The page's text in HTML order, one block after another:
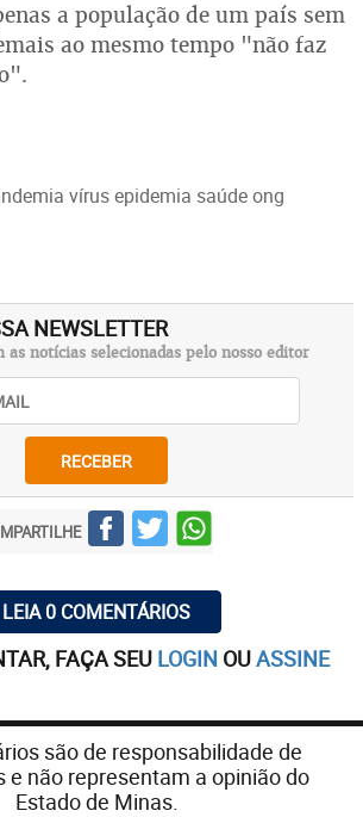
a população de um país sem
ao mesmo tempo "não faz
vírus epidemia saúde ong
NEWSLETTER
as notícias selecionadas pelo nosso editor
RECEBER
LEIA 0 COMENTÁRIOS
FAÇA SEU LOGIN OUASSINE
são de responsabilidade de
e não representam a opinião do
Estado de Minas.